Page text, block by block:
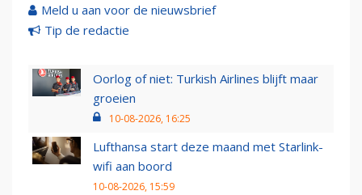
Meld u aan voor de nieuwsbrief
Tip de redactie
Oorlog of niet: Turkish Airlines blijft maar
groeien
10-08-2026, 16:25
Lufthansa start deze maand met Starlink-
wifi aan boord
10-08-2026, 15:59